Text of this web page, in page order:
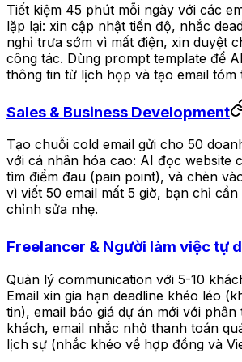
Tiết kiệm 45 phút mỗi ngày với các
lặp lại: xin cập nhật tiến độ, nhắc
nghỉ trưa sớm vì mất điện, xin duyệt
công tác. Dùng prompt template để
thông tin từ lịch họp và tạo email tóm
Sales & Business Development
Tạo chuỗi cold email gửi cho 50
với cá nhân hóa cao: AI đọc website
tìm điểm đau (pain point), và chèn
vì viết 50 email mất 5 giờ, bạn chỉ
chỉnh sửa nhẹ.
Freelancer & Người làm việc tự
Quản lý communication với 5-10
Email xin gia hạn deadline khéo léo
tin), email báo giá dự án mới với phân
khách, email nhắc nhở thanh toán
lịch sự (nhắc khéo về hợp đồng và